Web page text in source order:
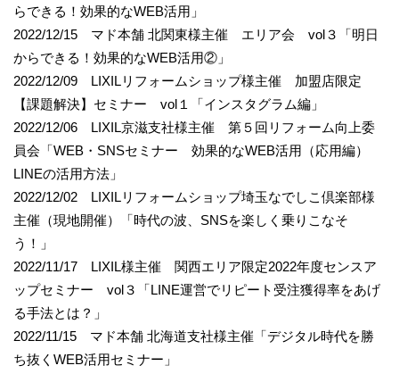
らできる！効果的なWEB活用」
2022/12/15 マド本舗 北関東様主催 エリア会 vol３「明日
からできる！効果的なWEB活用②」
2022/12/09 LIXILリフォームショップ様主催 加盟店限定
【課題解決】セミナー vol１「インスタグラム編」
2022/12/06 LIXIL京滋支社様主催 第５回リフォーム向上委
員会「WEB・SNSセミナー 効果的なWEB活用（応用編）
LINEの活用方法」
2022/12/02 LIXILリフォームショップ埼玉なでしこ倶楽部様
主催（現地開催）「時代の波、SNSを楽しく乗りこなそ
う！」
2022/11/17 LIXIL様主催 関西エリア限定2022年度センスア
ップセミナー vol３「LINE運営でリピート受注獲得率をあげ
る手法とは？」
2022/11/15 マド本舗 北海道支社様主催「デジタル時代を勝
ち抜くWEB活用セミナー」